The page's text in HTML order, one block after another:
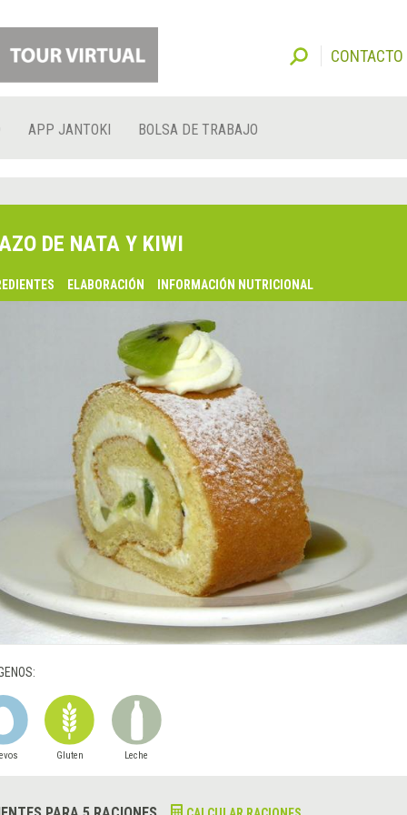
CONTACTO
APP JANTOKI BOLSA DE TRABAJO
DE NATA Y KIWI
ELABORACIÓN INFORMACIÓN NUTRICIONAL
Gluten Leche